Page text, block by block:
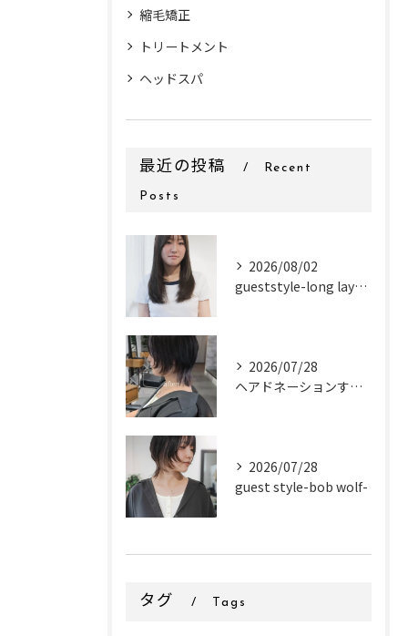
縮毛矯正
トリートメント
ヘッドスパ
最近の投稿 Recent
Posts
2026/08/02
gueststyle-long layer-
2026/07/28
ヘアドネーションするお客様✂
2026/07/28
guest style-bob wolf-
タグ Tags